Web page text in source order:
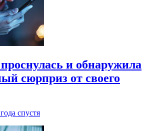
и обнаружила
сюрприз от своего
спустя